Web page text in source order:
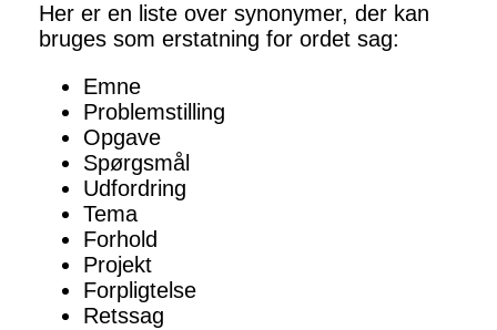
Her er en liste over synonymer, der kan
bruges som erstatning for ordet sag:
Emne
Problemstilling
Opgave
Spørgsmål
Udfordring
Tema
Forhold
Projekt
Forpligtelse
Retssag